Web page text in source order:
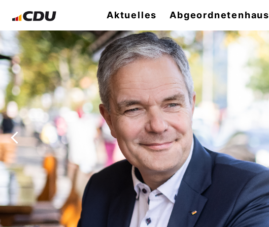
Aktuelles Abgeordnetenhaus